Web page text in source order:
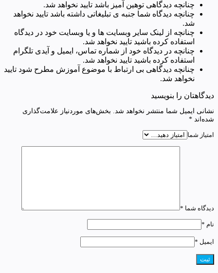
چنانچه دیدگاهی توهین آمیز باشد تایید نخواهد شد.
چنانچه دیدگاه شما جنبه ی تبلیغاتی داشته باشد تایید نخواهد
شد.
چنانچه از لینک سایر وبسایت ها و یا وبسایت خود در دیدگاه
استفاده کرده باشید تایید نخواهد شد.
چنانچه در دیدگاه خود از شماره تماس، ایمیل و آیدی تلگرام
استفاده کرده باشید تایید نخواهد شد.
چنانچه دیدگاهی بی ارتباط با موضوع آموزش مطرح شود تایید
نخواهد شد.
دیدگاهتان را بنویسید
نشانی ایمیل شما منتشر نخواهد شد. بخش‌های موردنیاز علامت‌گذاری
شده‌اند *
امتیاز شما
دیدگاه شما *
نام *
ایمیل *